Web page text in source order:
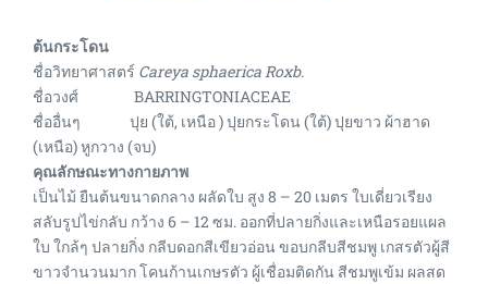
ต้นกระโดน
ชื่อวิทยาศาสตร์ Careya sphaerica Roxb.
ชื่อวงศ์ BARRINGTONIACEAE
ชื่ออื่นๆ ปุย (ใต้, เหนือ ) ปุยกระโดน (ใต้) ปุยขาว ผ้าฮาด
(เหนือ) หูกวาง (จบ)
คุณลักษณะทางกายภาพ
เป็นไม้ ยืนต้นขนาดกลาง ผลัดใบ สูง 8 – 20 เมตร ใบเดี่ยวเรียง
สลับรูปไข่กลับ กว้าง 6 – 12 ซม. ออกที่ปลายกิ่งและเหนือรอยแผล
ใบ ใกล้ๆ ปลายกิ่ง กลีบดอกสีเขียวอ่อน ขอบกลีบสีชมพู เกสรตัวผู้สี
ขาวจำนวนมาก โคนก้านเกษรตัว ผู้เชื่อมติดกัน สีชมพูเข้ม ผลสด